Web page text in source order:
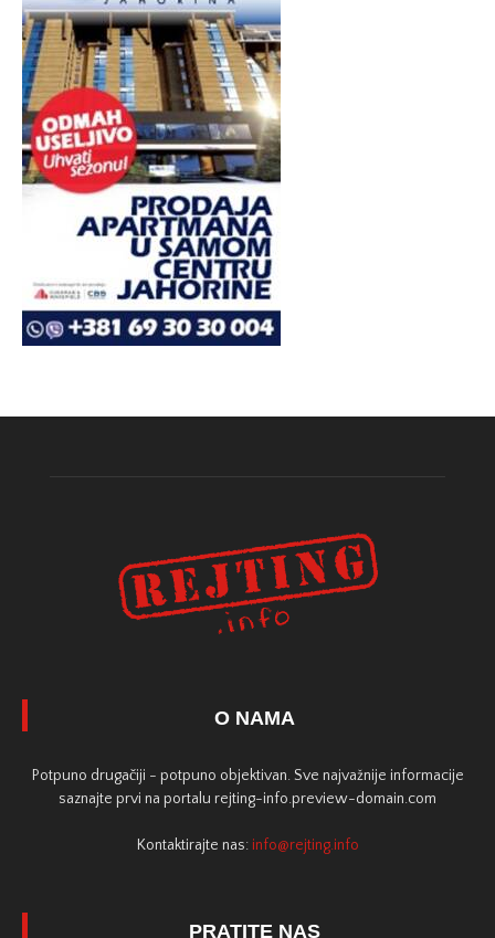
O NAMA
Potpuno drugačiji - potpuno objektivan. Sve najvažnije informacije
saznajte prvi na portalu rejting-info.preview-domain.com
Kontaktirajte nas: info@rejting.info
PRATITE NAS